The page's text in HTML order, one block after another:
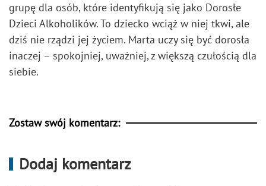
grupę dla osób, które identyfikują się jako Dorosłe
Dzieci Alkoholików. To dziecko wciąż w niej tkwi, ale
dziś nie rządzi jej życiem. Marta uczy się być dorosła
inaczej – spokojniej, uważniej, z większą czułością dla
siebie.
Zostaw swój komentarz:
Dodaj komentarz